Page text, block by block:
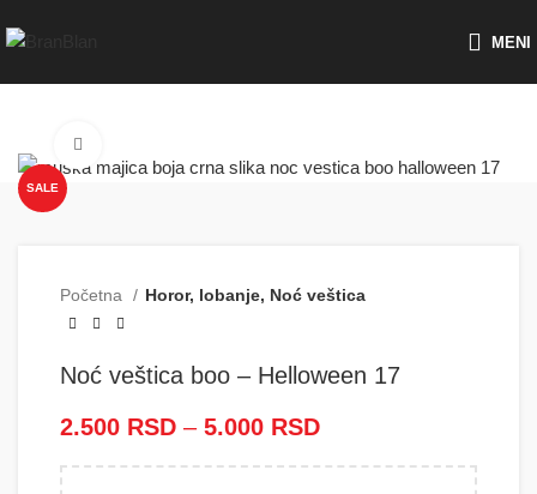
MENI
SALE
Početna Horor, lobanje, Noć veštica
Noć veštica boo – Helloween 17
2.500 RSD – 5.000 RSD
Besplatna dostava za porudžbine preko